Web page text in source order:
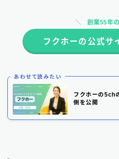
創業55年
フクホーの公式サ
あわせて読みたい
フクホーの5ch
側を公開